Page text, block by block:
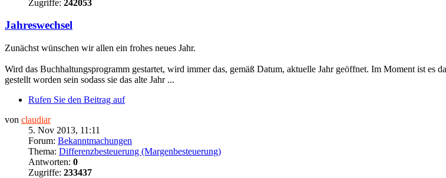
Zugriffe: 242053
Jahreswechsel
Zunächst wünschen wir allen ein frohes neues Jahr.
Wird das Buchhaltungsprogramm gestartet, wird immer das, gemäß Datum, aktuelle Jahr geöffnet. Im Moment ist
gestellt worden sein sodass sie das alte Jahr ...
Rufen Sie den Beitrag auf
von claudiar
5. Nov 2013, 11:11
Forum: Bekanntmachungen
Thema: Differenzbesteuerung (Margenbesteuerung)
Antworten: 0
Zugriffe: 233437